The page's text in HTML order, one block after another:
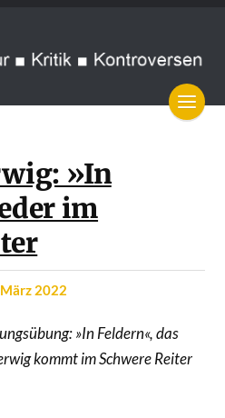
»In
im
2022
»In Feldern«, das
kommt im Schwere Reiter